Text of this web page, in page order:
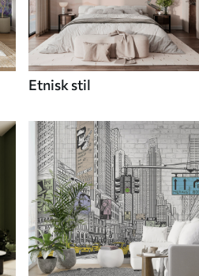
Etnisk stil